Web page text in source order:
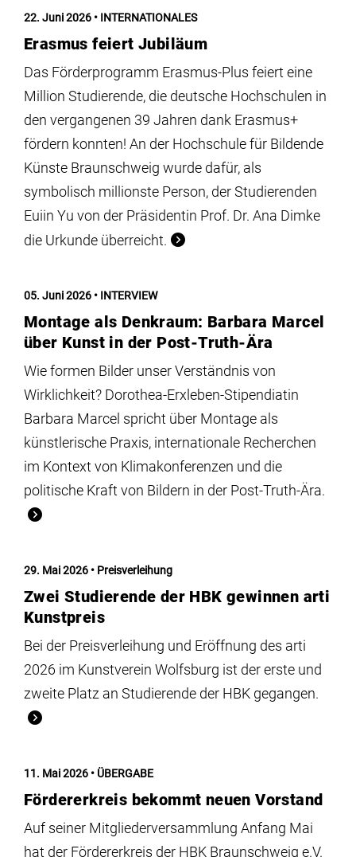
22. Juni 2026 INTERNATIONALES
Erasmus feiert Jubiläum
Das Förderprogramm Erasmus-Plus feiert eine
Million Studierende, die deutsche Hochschulen in
den vergangenen 39 Jahren dank Erasmus+
fördern konnten! An der Hochschule für Bildende
Künste Braunschweig wurde dafür, als
symbolisch millionste Person, der Studierenden
Euiin Yu von der Präsidentin Prof. Dr. Ana Dimke
die Urkunde überreicht.
05. Juni 2026 INTERVIEW
Montage als Denkraum: Barbara Marcel
über Kunst in der Post-Truth-Ära
Wie formen Bilder unser Verständnis von
Wirklichkeit? Dorothea-Erxleben-Stipendiatin
Barbara Marcel spricht über Montage als
künstlerische Praxis, internationale Recherchen
im Kontext von Klimakonferenzen und die
politische Kraft von Bildern in der Post-Truth-Ära.
29. Mai 2026 Preisverleihung
Zwei Studierende der HBK gewinnen arti
Kunstpreis
Bei der Preisverleihung und Eröffnung des arti
2026 im Kunstverein Wolfsburg ist der erste und
zweite Platz an Studierende der HBK gegangen.
11. Mai 2026 ÜBERGABE
Fördererkreis bekommt neuen Vorstand
Auf seiner Mitgliederversammlung Anfang Mai
hat der Fördererkreis der HBK Braunschweig e.V.